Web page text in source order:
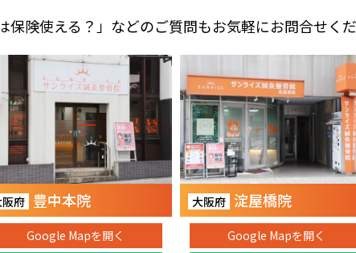
保険使える？」などのご質問もお気軽にお問合せく
府 豊中本院
Google Mapを開く
大阪府 淀屋橋院
Google Mapを開く